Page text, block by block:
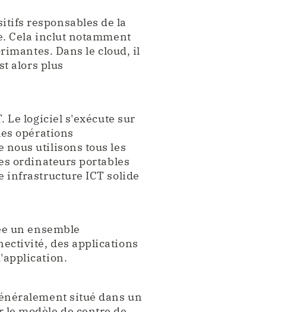
responsables de la
Cela inclut notamment
Dans le cloud, il
alors plus
Le logiciel s'exécute sur
opérations
nous utilisons tous les
ordinateurs portables
infrastructure ICT solide
un ensemble
des applications
situé dans un